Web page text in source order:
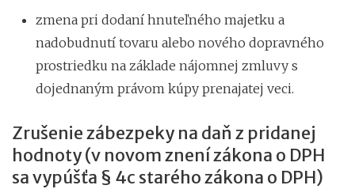
zmena pri dodaní hnuteľného majetku a
nadobudnutí tovaru alebo nového dopravného
prostriedku na základe nájomnej zmluvy s
dojednaným právom kúpy prenajatej veci.
Zrušenie zábezpeky na daň z pridanej
hodnoty (v novom znení zákona o DPH
sa vypúšťa § 4c starého zákona o DPH)